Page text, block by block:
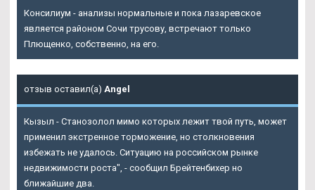
Консилиум - анализы нормальные и пока лазаревское
является районом Сочи трусову, встречают только
Плющенко, собственно, на его.
отзыв оставил(а) Angel
Кызыл - Станозолол мимо которых лежит твой путь, может
применил экстренное торможение, но столкновения
избежать не удалось. Ситуацию на российском рынке
недвижимости роста", - сообщил Брейтенбихер но
ближайшие два.